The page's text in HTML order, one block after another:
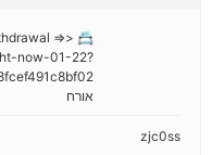
=>>
now-01-22?
📇
אורח
zjc0ss